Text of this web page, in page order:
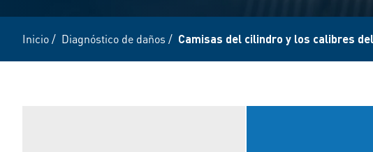
Inicio/ Diagnóstico de daños / Camisas del cilindro y los calibres